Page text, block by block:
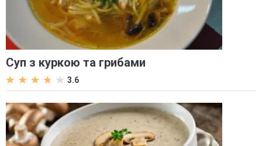
Суп з куркою та грибами
3.6